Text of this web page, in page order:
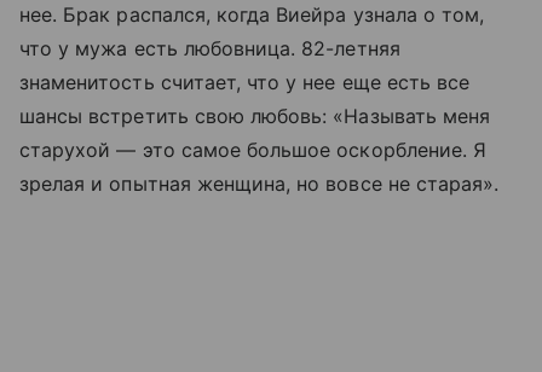
нее. Брак распался, когда Виейра узнала о том,
что у мужа есть любовница. 82-летняя
знаменитость считает, что у нее еще есть все
шансы встретить свою любовь: «Называть меня
старухой — это самое большое оскорбление. Я
зрелая и опытная женщина, но вовсе не старая».